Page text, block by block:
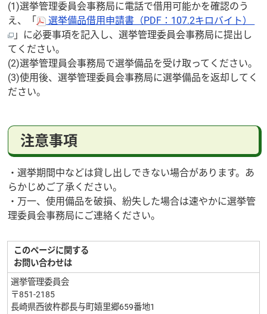
(1)選挙管理委員会事務局に電話で借用可能かを確認のう
え、「
選挙備品借用申請書（PDF：107.2キロバイト）
」に必要事項を記入し、選挙管理委員会事務局に提出し
てください。
(2)選挙管理員会事務局で選挙備品を受け取ってください。
(3)使用後、選挙管理委員会事務局に選挙備品を返却してく
ださい。
注意事項
・選挙期間中などは貸し出しできない場合があります。あ
らかじめご了承ください。
・万一、使用備品を破損、紛失した場合は速やかに選挙管
理委員会事務局にご連絡ください。
このページに関する
お問い合わせは
選挙管理委員会
〒851-2185
長崎県西彼杵郡長与町嬉里郷659番地1